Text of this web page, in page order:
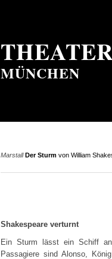
MÜNCHEN
Marstall Der Sturm von William
Shakespeare verturnt
Ein Sturm lässt ein Schiff an
Passagiere sind Alonso,